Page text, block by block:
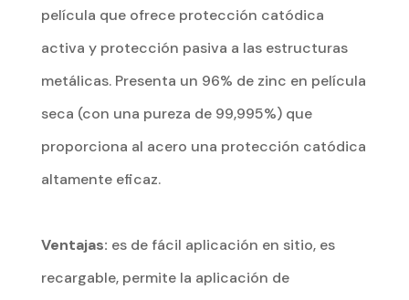
película que ofrece protección catódica
activa y protección pasiva a las estructuras
metálicas. Presenta un 96% de zinc en película
seca (con una pureza de 99,995%) que
proporciona al acero una protección catódica
altamente eficaz.
Ventajas: es de fácil aplicación en sitio, es
recargable, permite la aplicación de